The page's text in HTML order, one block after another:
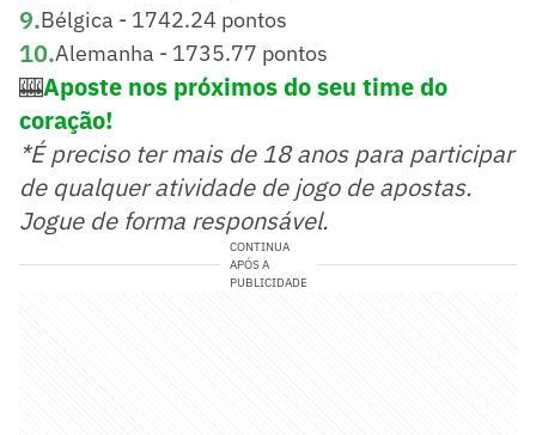
9.Bélgica - 1742.24 pontos
10.Alemanha - 1735.77 pontos
🎰Aposte nos próximos do seu time do
coração!
*É preciso ter mais de 18 anos para participar
de qualquer atividade de jogo de apostas.
Jogue de forma responsável.
CONTINUA
APÓS A
PUBLICIDADE